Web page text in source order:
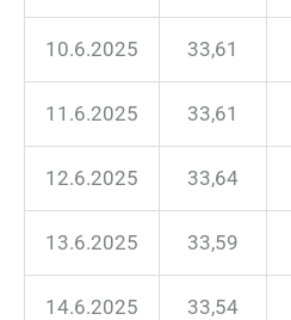
10.6.2025 33,61
11.6.2025 33,61
12.6.2025 33,64
13.6.2025 33,59
14.6.2025 33,54